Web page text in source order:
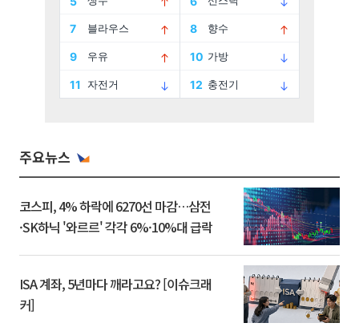
주요뉴스
코스피, 4% 하락에 6270선 마감…삼전
·SK하닉 '와르르' 각각 6%·10%대 급락
ISA 계좌, 5년마다 깨라고요? [이슈크래
커]